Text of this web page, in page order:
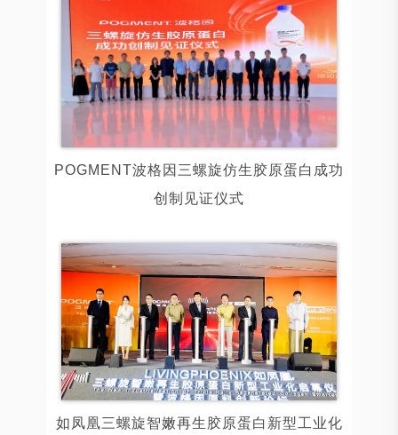
POGMENT波格因三螺旋仿生胶原蛋白成功
创制见证仪式
如凤凰三螺旋智嫩再生胶原蛋白新型工业化